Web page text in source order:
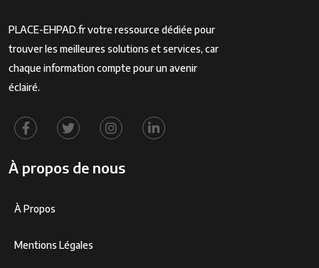
PLACE-EHPAD.fr votre ressource dédiée pour
trouver les meilleures solutions et services, car
chaque information compte pour un avenir
éclairé.
À propos de nous
À Propos
Mentions Légales